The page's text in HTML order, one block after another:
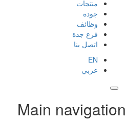
منتجات
جودة
وظائف
فرع جدة
اتصل بنا
EN
عربي
Main